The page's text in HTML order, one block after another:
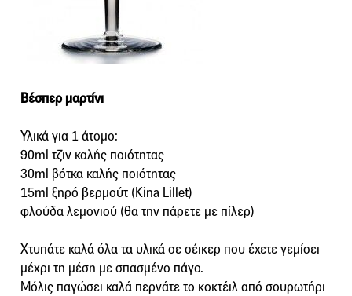
Βέσπερ μαρτίνι
Υλικά για 1 άτομο:
90ml τζιν καλής ποιότητας
30ml βότκα καλής ποιότητας
15ml ξηρό βερμούτ (Kina Lillet)
φλούδα λεμονιού (θα την πάρετε με πίλερ)
Χτυπάτε καλά όλα τα υλικά σε σέικερ που έχετε γεμίσει
μέχρι τη μέση με σπασμένο πάγο.
Μόλις παγώσει καλά περνάτε το κοκτέιλ από σουρωτήρι